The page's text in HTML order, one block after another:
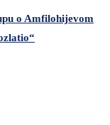
o Amfilohijevom